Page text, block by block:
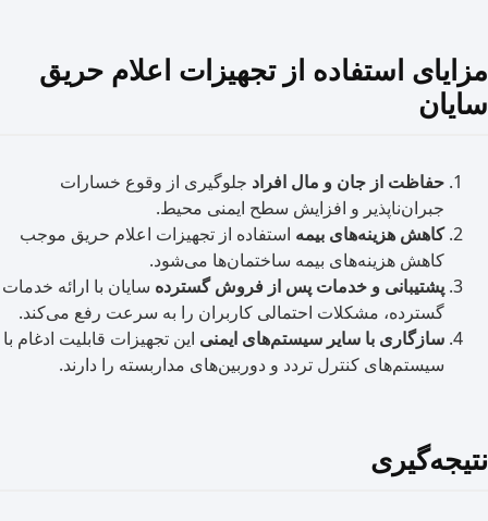
استفاده از تجهیزات اعلام حریق
حفاظت از جان و مال افرادجلوگیری از وقوع خسارات
جبران‌ناپذیر و افزایش سطح ایمنی محیط.
کاهش هزینه‌های بیمهاستفاده از تجهیزات اعلام حریق موجب
کاهش هزینه‌های بیمه ساختمان‌ها می‌شود.
پشتیبانی و خدمات پس از فروش گستردهسایان با ارائه خدمات
گسترده، مشکلات احتمالی کاربران را به سرعت رفع می‌کند.
سازگاری با سایر سیستم‌های ایمنی این تجهیزات قابلیت ادغام با
سیستم‌های کنترل تردد و دوربین‌های مداربسته را دارند.